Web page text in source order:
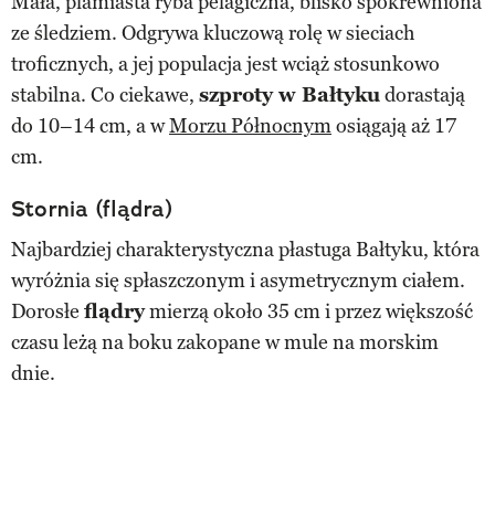
ze śledziem. Odgrywa kluczową rolę w sieciach
troficznych, a jej populacja jest wciąż stosunkowo
stabilna. Co ciekawe, szproty w Bałtykudorastają
do 10–14 cm, a wMorzu Północnymosiągają aż 17
cm.
Stornia (flądra)
Najbardziej charakterystyczna płastuga Bałtyku, która
wyróżnia się spłaszczonym i asymetrycznym ciałem.
Dorosłe flądrymierzą około 35 cm i przez większość
czasu leżą na boku zakopane w mule na morskim
dnie.